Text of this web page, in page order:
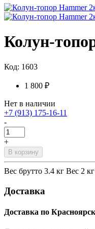
Колун-
Код: 1603
1 800 ₽
Нет в наличии
+7 (913) 175-16-11
-
+
В корзину
Вес брутто 3.4 кг Вес 2
Доставка
Доставка по